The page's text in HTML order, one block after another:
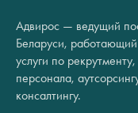
Адвирос — ведущий
Беларуси,
услуги по
персонала,
консалтингу.